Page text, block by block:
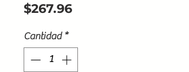
$267.96Precio
Cantidad *